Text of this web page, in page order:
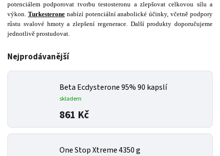
potenciálem podporovat tvorbu testosteronu a zlepšovat celkovou sílu a
výkon. Turkesteronenabízí potenciální anabolické účinky, včetně podpory
růstu svalové hmoty a zlepšení regenerace. Další produkty doporučujeme
jednotlivě prostudovat.
Nejprodávanější
Beta Ecdysterone 95% 90 kapslí
skladem
861 Kč
One Stop Xtreme 4350 g